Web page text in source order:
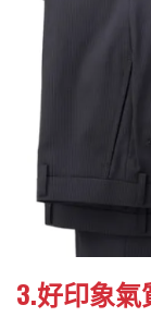
3.好印象